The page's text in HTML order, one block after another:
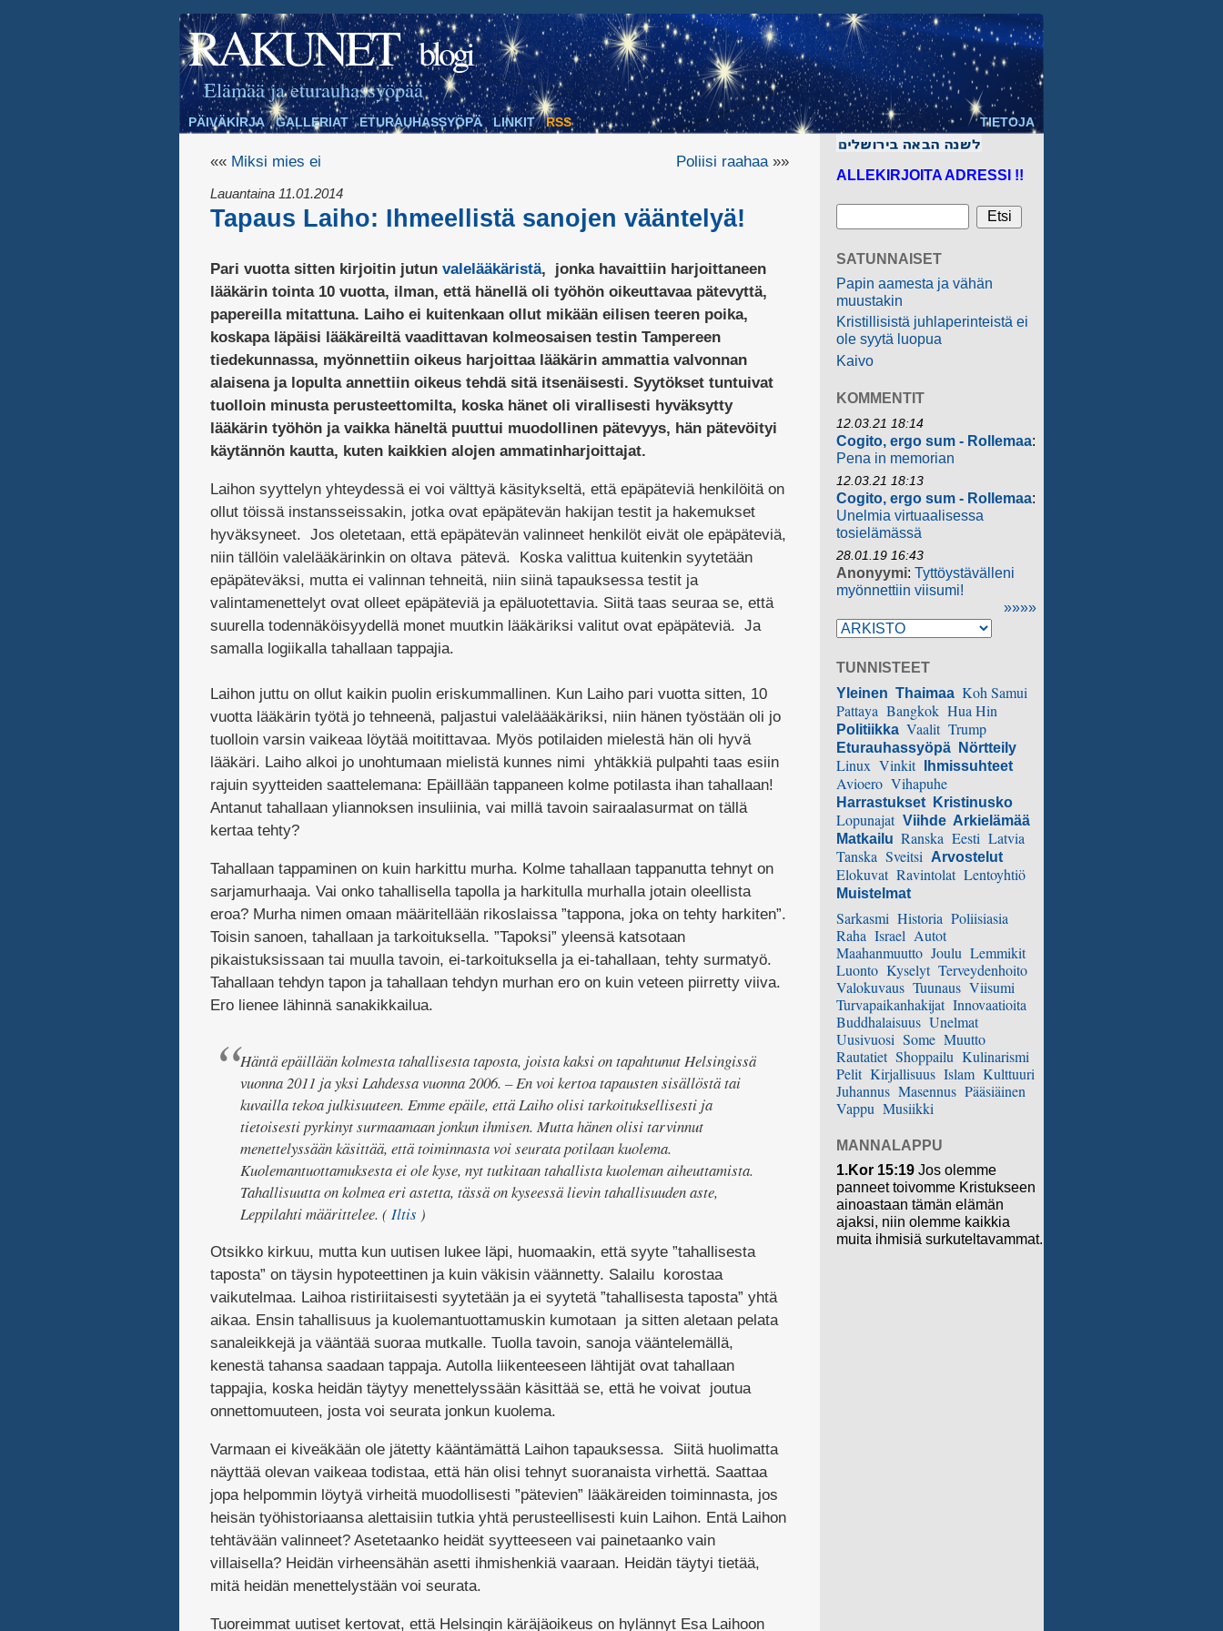
RAKUNET blogi
Elämää ja eturauhassyöpää
PÄIVÄKIRJA GALLERIAT ETURAUHASSYÖPÄ LINKIT RSS TIETOJA
«« Miksi mies ei Poliisi raahaa»»
Lauantaina 11.01.2014
Tapaus Laiho: Ihmeellistä sanojen vääntelyä!
Pari vuotta sitten kirjoitin jutun valelääkäristä, jonka havaittiin harjoittaneen
lääkärin tointa 10 vuotta, ilman, että hänellä oli työhön oikeuttavaa pätevyttä,
papereilla mitattuna. Laiho ei kuitenkaan ollut mikään eilisen teeren poika,
koskapa läpäisi lääkäreiltä vaadittavan kolmeosaisen testin Tampereen
tiedekunnassa, myönnettiin oikeus harjoittaa lääkärin ammattia valvonnan
alaisena ja lopulta annettiin oikeus tehdä sitä itsenäisesti. Syytökset tuntuivat
tuolloin minusta perusteettomilta, koska hänet oli virallisesti hyväksytty
lääkärin työhön ja vaikka häneltä puuttui muodollinen pätevyys, hän pätevöityi
käytännön kautta, kuten kaikkien alojen ammatinharjoittajat.
Laihon syyttelyn yhteydessä ei voi välttyä käsitykseltä, että epäpäteviä henkilöitä on
ollut töissä instansseissakin, jotka ovat epäpätevän hakijan testit ja hakemukset
hyväksyneet. Jos oletetaan, että epäpätevän valinneet henkilöt eivät ole epäpäteviä,
niin tällöin valelääkärinkin on oltava pätevä. Koska valittua kuitenkin syytetään
epäpäteväksi, mutta ei valinnan tehneitä, niin siinä tapauksessa testit ja
valintamenettelyt ovat olleet epäpäteviä ja epäluotettavia. Siitä taas seuraa se, että
suurella todennäköisyydellä monet muutkin lääkäriksi valitut ovat epäpäteviä. Ja
samalla logiikalla tahallaan tappajia.
Laihon juttu on ollut kaikin puolin eriskummallinen. Kun Laiho pari vuotta sitten, 10
vuotta lääkärin työtä jo tehneenä, paljastui valeläääkäriksi, niin hänen työstään oli jo
tuolloin varsin vaikeaa löytää moitittavaa. Myös potilaiden mielestä hän oli hyvä
lääkäri. Laiho alkoi jo unohtumaan mielistä kunnes nimi yhtäkkiä pulpahti taas esiin
rajuin syytteiden saattelemana: Epäillään tappaneen kolme potilasta ihan tahallaan!
Antanut tahallaan yliannoksen insuliinia, vai millä tavoin sairaalasurmat on tällä
kertaa tehty?
Tahallaan tappaminen on kuin harkittu murha. Kolme tahallaan tappanutta tehnyt on
sarjamurhaaja. Vai onko tahallisella tapolla ja harkitulla murhalla jotain oleellista
eroa? Murha nimen omaan määritellään rikoslaissa ”tappona, joka on tehty harkiten”.
Toisin sanoen, tahallaan ja tarkoituksella. ”Tapoksi” yleensä katsotaan
pikaistuksissaan tai muulla tavoin, ei-tarkoituksella ja ei-tahallaan, tehty surmatyö.
Tahallaan tehdyn tapon ja tahallaan tehdyn murhan ero on kuin veteen piirretty viiva.
Ero lienee lähinnä sanakikkailua.
Häntä epäillään kolmesta tahallisesta taposta, joista kaksi on tapahtunut Helsingissä
vuonna 2011 ja yksi Lahdessa vuonna 2006. – En voi kertoa tapausten sisällöstä tai
kuvailla tekoa julkisuuteen. Emme epäile, että Laiho olisi tarkoituksellisesti ja
tietoisesti pyrkinyt surmaamaan jonkun ihmisen. Mutta hänen olisi tarvinnut
menettelyssään käsittää, että toiminnasta voi seurata potilaan kuolema.
Kuolemantuottamuksesta ei ole kyse, nyt tutkitaan tahallista kuoleman aiheuttamista.
Tahallisuutta on kolmea eri astetta, tässä on kyseessä lievin tahallisuuden aste,
Leppilahti määrittelee. (Iltis )
Otsikko kirkuu, mutta kun uutisen lukee läpi, huomaakin, että syyte ”tahallisesta
taposta” on täysin hypoteettinen ja kuin väkisin väännetty. Salailu korostaa
vaikutelmaa. Laihoa ristiriitaisesti syytetään ja ei syytetä ”tahallisesta taposta” yhtä
aikaa. Ensin tahallisuus ja kuolemantuottamuskin kumotaan ja sitten aletaan pelata
sanaleikkejä ja vääntää suoraa mutkalle. Tuolla tavoin, sanoja vääntelemällä,
kenestä tahansa saadaan tappaja. Autolla liikenteeseen lähtijät ovat tahallaan
tappajia, koska heidän täytyy menettelyssään käsittää se, että he voivat joutua
onnettomuuteen, josta voi seurata jonkun kuolema.
Varmaan ei kiveäkään ole jätetty kääntämättä Laihon tapauksessa. Siitä huolimatta
näyttää olevan vaikeaa todistaa, että hän olisi tehnyt suoranaista virhettä. Saattaa
jopa helpommin löytyä virheitä muodollisesti ”pätevien” lääkäreiden toiminnasta, jos
heisän työhistoriaansa alettaisiin tutkia yhtä perusteellisesti kuin Laihon. Entä Laihon
tehtävään valinneet? Asetetaanko heidät syytteeseen vai painetaanko vain
villaisella? Heidän virheensähän asetti ihmishenkiä vaaraan. Heidän täytyi tietää,
mitä heidän menettelystään voi seurata.
Tuoreimmat uutiset kertovat, että Helsingin käräjäoikeus on hylännyt Esa Laihoon
ALLEKIRJOITA ADRESSI !!
SATUNNAISET
Papin aamesta ja vähän
muustakin
Kristillisistä juhlaperinteistä ei
ole syytä luopua
Kaivo
KOMMENTIT
12.03.21 18:14
Cogito, ergo sum - Rollemaa:
Pena in memorian
12.03.21 18:13
Cogito, ergo sum - Rollemaa:
Unelmia virtuaalisessa
tosielämässä
28.01.19 16:43
Anonyymi: Tyttöystävälleni
myönnettiin viisumi!
»»»»
TUNNISTEET
Yleinen Thaimaa Koh Samui
Pattaya Bangkok Hua Hin
Politiikka Vaalit Trump
Eturauhassyöpä Nörtteily
Linux Vinkit Ihmissuhteet
Avioero Vihapuhe
Harrastukset Kristinusko
Lopunajat Viihde Arkielämää
Matkailu Ranska Eesti Latvia
Tanska Sveitsi Arvostelut
Elokuvat Ravintolat Lentoyhtiö
Muistelmat
Sarkasmi Historia Poliisiasia
Raha Israel Autot
Maahanmuutto Joulu Lemmikit
Luonto Kyselyt Terveydenhoito
Valokuvaus Tuunaus Viisumi
Turvapaikanhakijat Innovaatioita
Buddhalaisuus Unelmat
Uusivuosi Some Muutto
Rautatiet Shoppailu Kulinarismi
Pelit Kirjallisuus Islam Kulttuuri
Juhannus Masennus Pääsiäinen
Vappu Musiikki
MANNALAPPU
1.Kor 15:19 Jos olemme
panneet toivomme Kristukseen
ainoastaan tämän elämän
ajaksi, niin olemme kaikkia
muita ihmisiä surkuteltavammat.